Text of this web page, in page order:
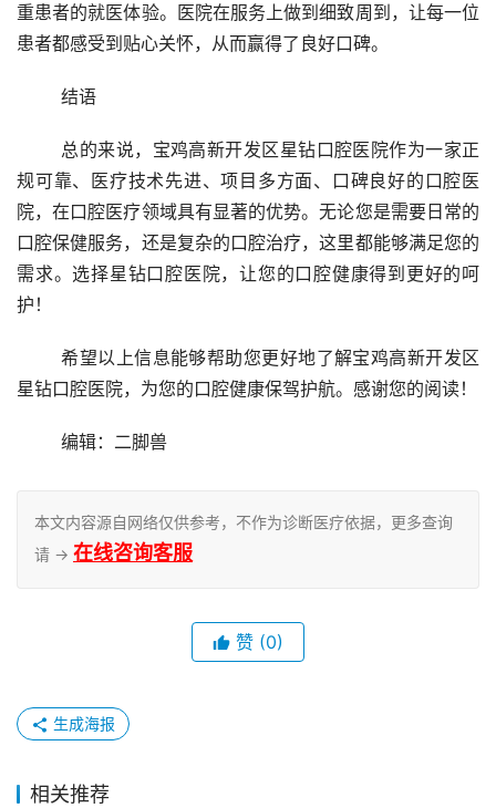
重患者的就医体验。医院在服务上做到细致周到，让每一位
患者都感受到贴心关怀，从而赢得了良好口碑。
	结语
规可靠、医疗技术先进、项目多方面、口碑良好的口腔医
院，在口腔医疗领域具有显著的优势。无论您是需要日常的
口腔保健服务，还是复杂的口腔治疗，这里都能够满足您的
需求。选择星钻口腔医院，让您的口腔健康得到更好的呵
护！
	希望以上信息能够帮助您更好地了解宝鸡高新开发区
星钻口腔医院，为您的口腔健康保驾护航。感谢您的阅读！
	编辑：二脚兽
本文内容源自网络仅供参考，不作为诊断医疗依据，更多查询
请 → 在线咨询客服
赞 (0)
生成海报
相关推荐